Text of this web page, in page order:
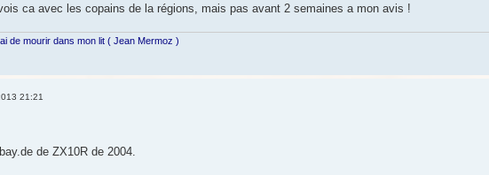
ca avec les copains de la régions, mais pas avant 2 semaines a mon avis !
de mourir dans mon lit ( Jean Mermoz )
21:21
de ZX10R de 2004.